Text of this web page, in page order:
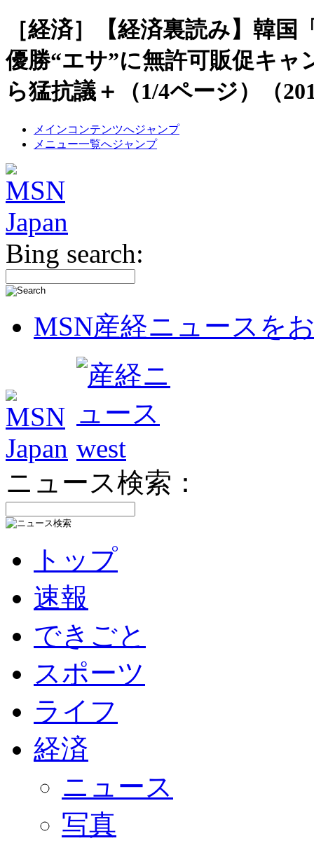
［経済］
【経済裏読み】韓
優勝“エサ”に無許可販促キ
ら猛抗議＋（1/4ページ）（
メインコンテンツへジャンプ
メニュー一覧へジャンプ
Bing search:
MSN産経ニュースを
ニュース検索：
トップ
速報
できごと
スポーツ
ライフ
経済
ニュース
写真